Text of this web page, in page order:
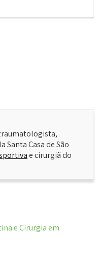
Casa de São
e cirurgiã do
e Cirurgia em